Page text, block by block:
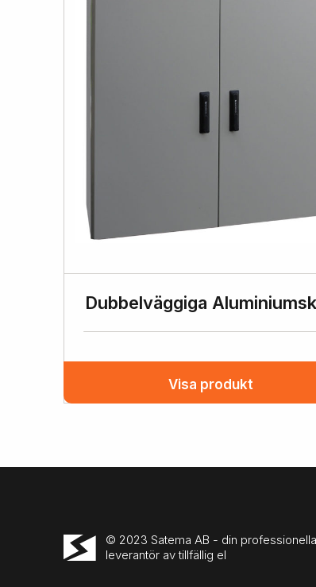
Dubbelväggiga
Visa produkt
© 2023 Satema AB - din professionella
leverantör av tillfällig el